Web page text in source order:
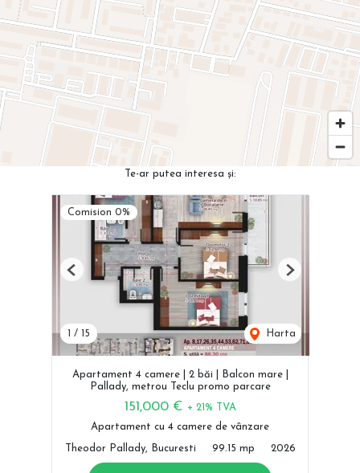
Te-ar putea interesa și:
Comision 0%
/ 15 Harta
Previous Next
Apartament 4 camere | 2 băi | Balcon mare |
Pallady, metrou Teclu promo parcare
151,000 € + 21% TVA
Apartament cu 4 camere de vânzare
Theodor Pallady, Bucuresti 99.15 mp 2026